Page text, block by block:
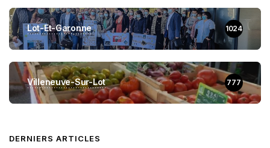
Lot-Et-Garonne 1024
Villeneuve-Sur-Lot 777
DERNIERS ARTICLES